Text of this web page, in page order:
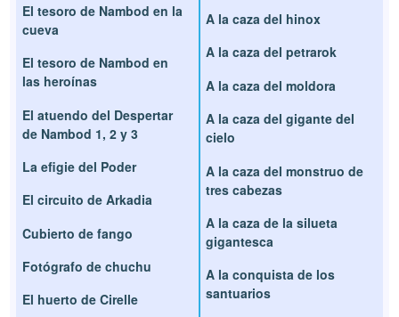
El tesoro de Nambod en la
cueva
El tesoro de Nambod en
las heroínas
El atuendo del Despertar
de Nambod 1, 2 y 3
La efigie del Poder
El circuito de Arkadia
Cubierto de fango
Fotógrafo de chuchu
El huerto de Cirelle
A la caza del hinox
A la caza del petrarok
A la caza del moldora
A la caza del gigante del
cielo
A la caza del monstruo de
tres cabezas
A la caza de la silueta
gigantesca
A la conquista de los
santuarios